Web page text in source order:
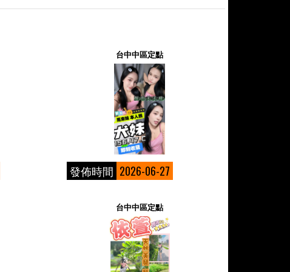
台中中區定點
發佈時間 2026-06-27
台中中區定點